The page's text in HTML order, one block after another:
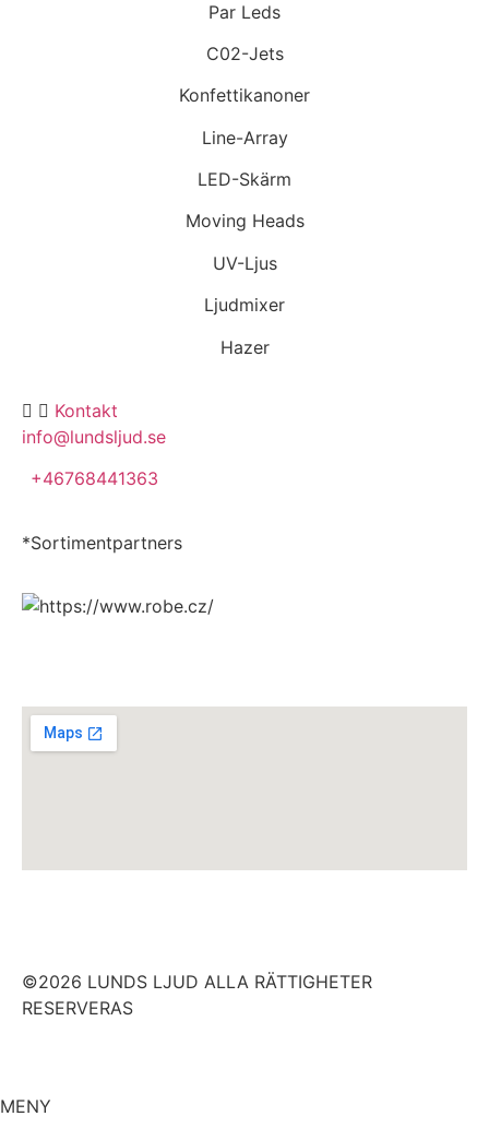
Par Leds
C02-Jets
Konfettikanoner
Line-Array
LED-Skärm
Moving Heads
UV-Ljus
Ljudmixer
Hazer
Kontakt
info@lundsljud.se
+46768441363
*Sortimentpartners
©2026 LUNDS LJUD ALLA RÄTTIGHETER
RESERVERAS
MENY